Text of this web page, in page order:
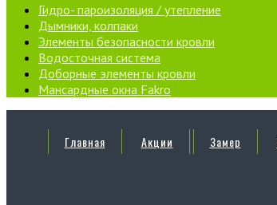
Гидро- пароизоляция / утепление
Дымники, колпаки
Элементы безопасности кровли
Водосточная система
Доборные элементы кровли
Мансардные окна Fakro
Главная Акции
Замер